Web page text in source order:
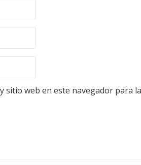
sitio web en este navegador para la